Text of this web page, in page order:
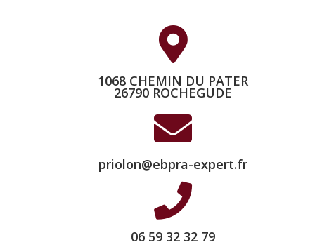
1068 CHEMIN DU PATER
26790 ROCHEGUDE
priolon@ebpra-expert.fr
06 59 32 32 79